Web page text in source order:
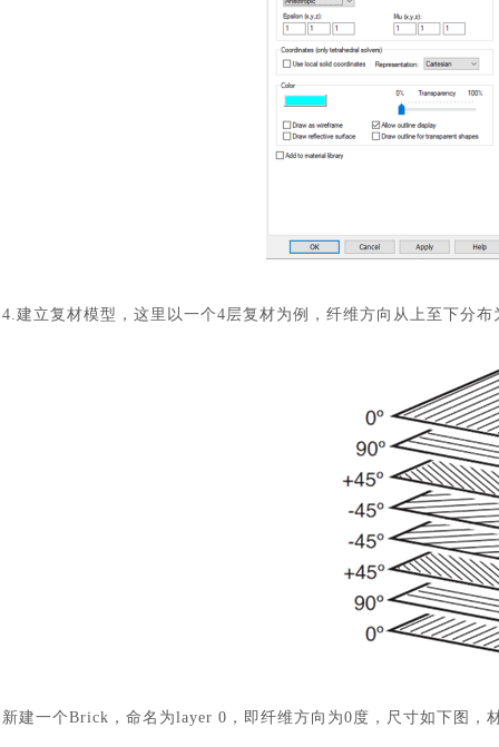
4.建立复材模型，这里以一个4层复材为例，纤维方向从上至下分
新建一个Brick，命名为layer 0，即纤维方向为0度，尺寸如下图，